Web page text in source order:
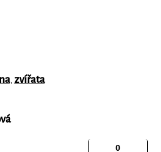
, zvířata